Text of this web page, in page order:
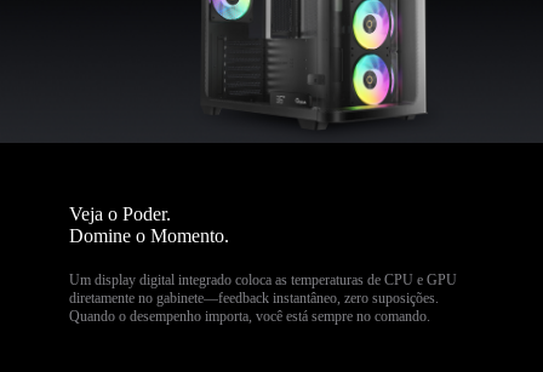
Veja o Poder.
Domine o Momento.
Um display digital integrado coloca as temperaturas de CPU e GPU
diretamente no gabinete—feedback instantâneo, zero suposições.
Quando o desempenho importa, você está sempre no comando.